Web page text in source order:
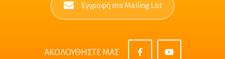
Εγγραφή στο Mailing List
ΑΚΟΛΟΥΘΗΣΤΕ ΜΑΣ